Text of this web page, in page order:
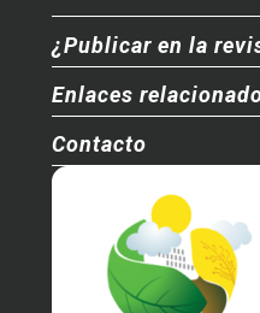
¿Publicar en la
Enlaces
Contacto